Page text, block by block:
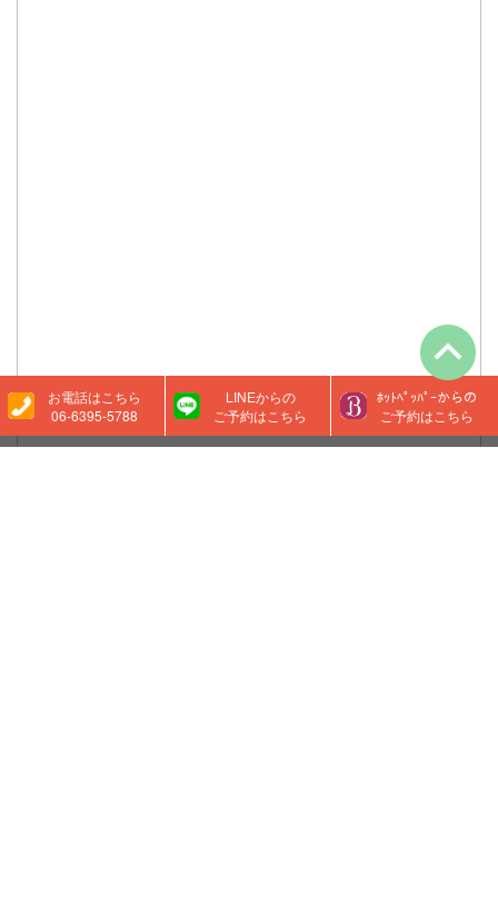
お電話はこちら
06-6395-5788‬
LINEからの
ご予約はこちら
ﾎｯﾄﾍﾟｯﾊﾟｰからの
ご予約はこちら